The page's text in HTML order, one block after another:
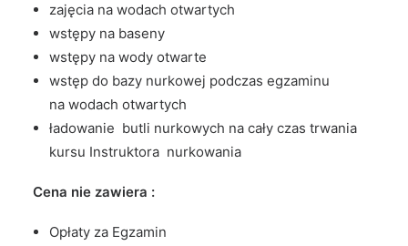
zajęcia na wodach otwartych
wstępy na baseny
wstępy na wody otwarte
wstęp do bazy nurkowej podczas egzaminu
na wodach otwartych
ładowanie butli nurkowych na cały czas trwania
kursu Instruktora nurkowania
Cena nie zawiera :
Opłaty za Egzamin